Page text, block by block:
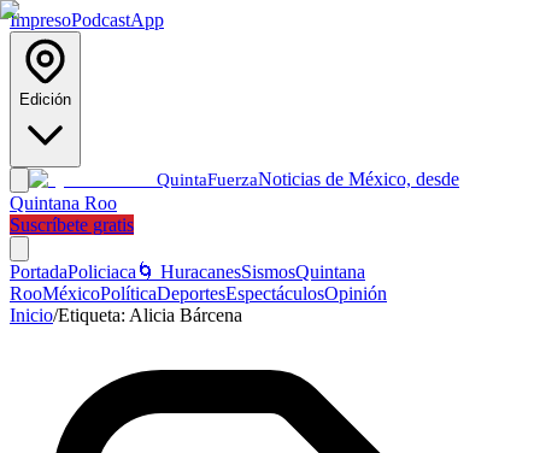
ImpresoPodcastApp
Edición
QuintaFuerzaNoticias de México, desde
Quintana Roo
Suscríbete gratis
PortadaPoliciaca 🌀 HuracanesSismosQuintana
RooMéxicoPolíticaDeportesEspectáculosOpinión
Inicio/Etiqueta: Alicia Bárcena